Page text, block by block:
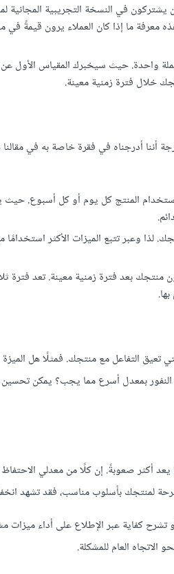
يشتركون في النسخة التجريبية المجانية
ما إذا كان العملاء يرون قيمةً في
واحدة. حيث سيخبرك المقياس الأول عن
خلال فترة زمنية معينة.
المنتج كل يوم أو كل أسبوع. حيث
بعد فترة زمنية معينة. تعد فترة
تعيق التفاعل مع منتجك. فمثلًا هل
بمعدل أسرع مما يجب؟ يمكن تحسين
يعد أكثر صعوبةً. إن كلًا من معدلي
لمنتجك بأسلوب مناسب، فقد تشهد
تشرح كفاية عبر الإطلاع على أداء
العام للمشكلة.